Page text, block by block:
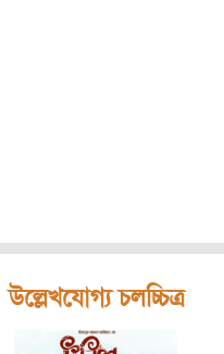
উল্লেখযোগ্য চলচ্চিত্র